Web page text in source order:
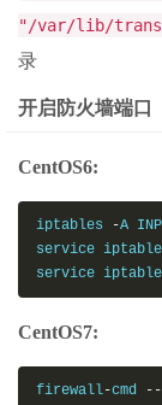
"/var/lib/
录
开启防火墙端口
CentOS6:
iptables -A
service
service
CentOS7:
firewall-cmd --